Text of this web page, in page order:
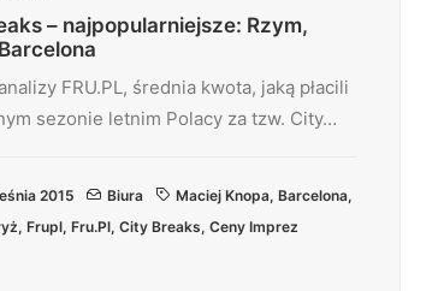
– najpopularniejsze: Rzym,
FRU.PL, średnia kwota, jaką płacili
sezonie letnim Polacy za tzw. City…
2015 Biura Maciej Knopa, Barcelona,
, Frupl, Fru.pl, City Breaks, Ceny Imprez